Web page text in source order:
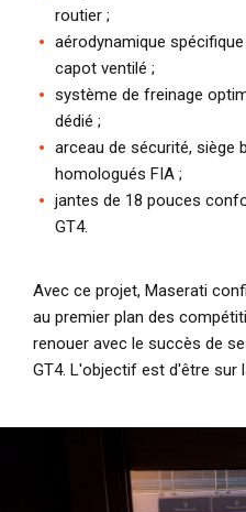
routier ;
aérodynamique
capot ventilé ;
système de freinage
dédié ;
arceau de sécurité, siège
homologués FIA ;
jantes de 18 pouces
GT4.
Avec ce projet, Maserati
au premier plan des
renouer avec le succès de
GT4. L'objectif est d'être sur